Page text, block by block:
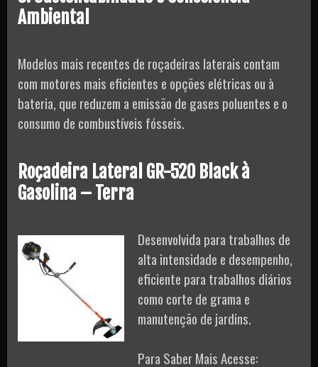
Ambiental
Modelos mais recentes de roçadeiras laterais contam
com motores mais eficientes e opções elétricas ou à
bateria, que reduzem a emissão de gases poluentes e o
consumo de combustíveis fósseis.
Roçadeira Lateral GR-520 Black à
Gasolina – Terra
Desenvolvida para trabalhos de
alta intensidade e desempenho,
eficiente para trabalhos diários
como corte de grama e
manutenção de jardins.
Para Saber Mais Acesse: